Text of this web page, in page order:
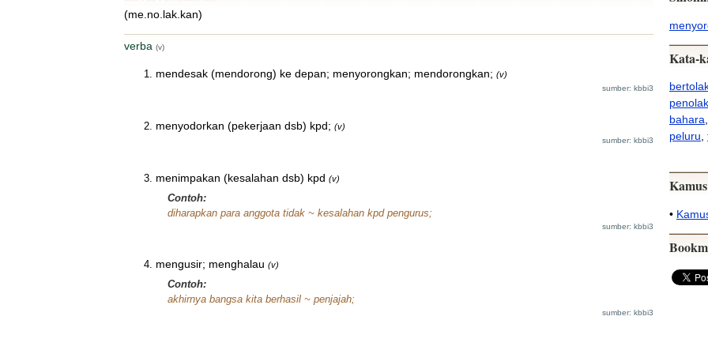
(me.no.lak.kan)
verba (v)
mendesak (mendorong) ke depan; menyorongkan; mendorongkan; (v)
sumber: kbbi3
menyodorkan (pekerjaan dsb) kpd; (v)
sumber: kbbi3
menimpakan (kesalahan dsb) kpd (v)
Contoh:
diharapkan para anggota tidak ~ kesalahan kpd pengurus;
sumber: kbbi3
mengusir; menghalau (v)
Contoh:
akhirnya bangsa kita berhasil ~ penjajah;
sumber: kbbi3
Kata-
penolak
bahara
peluru
•